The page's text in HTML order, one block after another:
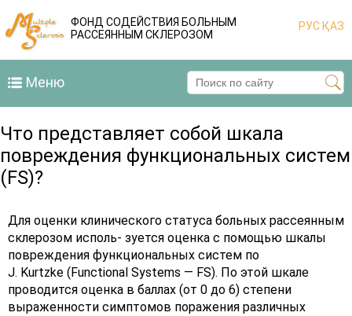
ФОНД СОДЕЙСТВИЯ БОЛЬНЫМ
РАССЕЯННЫМ СКЛЕРОЗОМ
РУСҚАЗ
Меню
Что представляет собой шкала
повреждения функциональных систем
(FS)?
Для оценки клинического статуса больных рассеянным
склерозом исполь- зуется оценка с помощью шкалы
повреждения функциональных систем по
J. Kurtzke (Functional Systems — FS). По этой шкале
проводится оценка в баллах (от 0 до 6) степени
выраженности симптомов поражения различных